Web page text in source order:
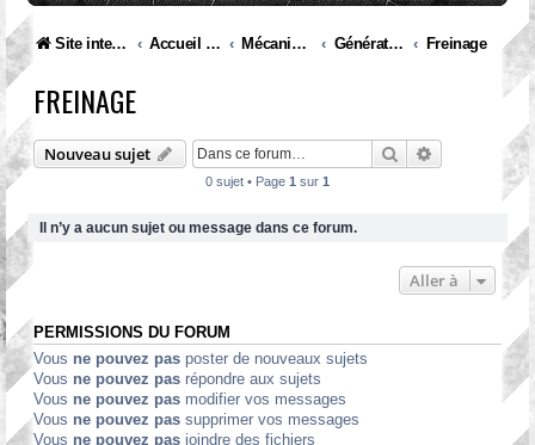
Site internet MCF Accueil Forum Mécanique et entretien Génération II. Mustang (1974 à 1978) Freinage
FREINAGE
Nouveau sujet RechercherRecherche
0 sujet • Page 1 sur 1
Il n’y a aucun sujet ou message dans ce forum.
Aller à
PERMISSIONS DU FORUM
Vous ne pouvez pas poster de nouveaux sujets
Vous ne pouvez pas répondre aux sujets
Vous ne pouvez pas modifier vos messages
Vous ne pouvez pas supprimer vos messages
Vous ne pouvez pas joindre des fichiers